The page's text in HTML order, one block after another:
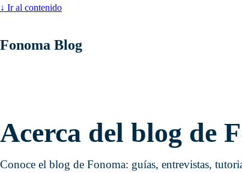
↓ Ir al contenido
Fonoma Blog
Acerca del blog de
Conoce el blog de Fonoma: guías, entrevistas,